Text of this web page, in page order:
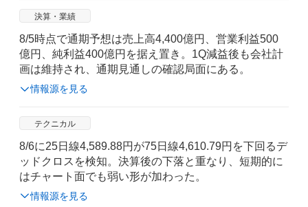
決算・業績
8/5時点で通期予想は売上高4,400億円、営業利益500
億円、純利益400億円を据え置き。1Q減益後も会社計
画は維持され、通期見通しの確認局面にある。
情報源を見る
テクニカル
8/6に25日線4,589.88円が75日線4,610.79円を下回るデ
ッドクロスを検知。決算後の下落と重なり、短期的に
はチャート面でも弱い形が加わった。
情報源を見る